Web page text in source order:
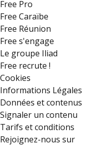
Free Pro
Free Caraïbe
Free Réunion
Free s'engage
Le groupe Iliad
Free recrute !
Cookies
Informations Légales
Données et contenus
Signaler un contenu
Tarifs et conditions
Rejoignez-nous sur